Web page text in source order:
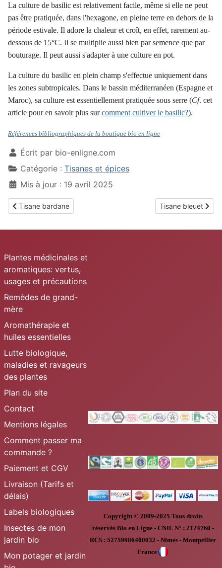
La culture de basilic est relativement facile, même si elle ne peut
pas être pratiquée, dans l'hexagone, en pleine terre en dehors de la
période estivale. Il adore la chaleur et croît, en effet, rarement au-
dessous de 15°C. Il se multiplie aussi bien par semence que par
bouturage. Il peut aussi s'adapter à une culture en pot.
La culture du basilic en plein champ s'effectue uniquement dans
les zones subtropicales. Dans le bassin méditerranéen (Espagne et
Maroc), sa culture est essentiellement pratiquée sous serre (Cf. cet
article pour en savoir plus surcomment cultiver le basilic?).
Références bibliographiques de la boutique bio en ligne
Écrit par bio-enligne.com
Catégorie : Tisanes et épices
Mis à jour : 19 avril 2025
Article précédent : Tisane bardane
Tisane bardane Article suivant :
Tisane bleuet
Plantes médicinales et
aromatiques: vertus,
usages et précautions
Remèdes de grand-
mère
Aromathérapie et
huiles essentielles
Lutte biologique,
maladies et ravageurs
des plantes
Plan du site
Contact
Mentions légales
Comment passer ma
commande ?
Paiement et CGV
Livraison (Tarifs et
délais)
Labels biologiques
Insectes de mon
jardin bio
Mon potager et jardin
Copyright © 2009-2025 Tous droits
réservésBio en Ligne - CNIL N° : 2124760 -
RCS : 52759986400032 - Nîmes - Montpellier
France